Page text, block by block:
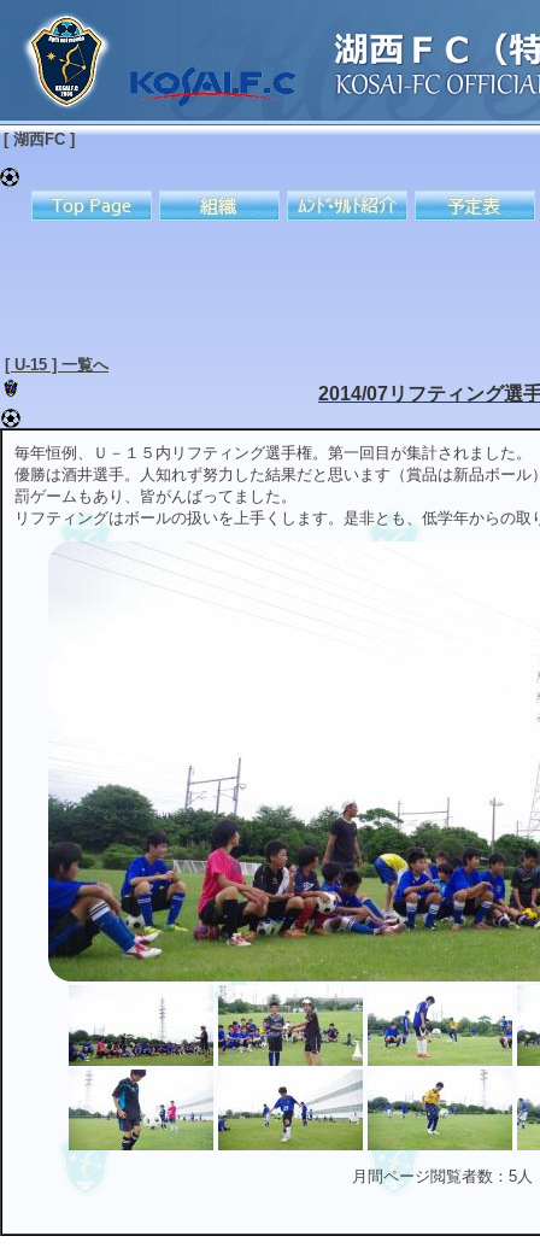
[ 湖西FC ]
[ U-15 ] 一覧へ
2014/07リフティング選
毎年恒例、Ｕ－１５内リフティング選手権。第一回目が集計されました。
優勝は酒井選手。人知れず努力した結果だと思います（賞品は新品ボール
罰ゲームもあり、皆がんばってました。
リフティングはボールの扱いを上手くします。是非とも、低学年からの取
月間ページ閲覧者数：5人